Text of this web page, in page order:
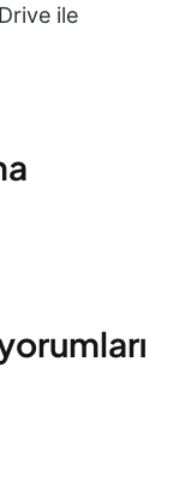
ile